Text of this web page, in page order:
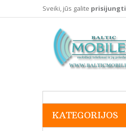
Sveiki, jūs galite prisijungti
KATEGORIJOS